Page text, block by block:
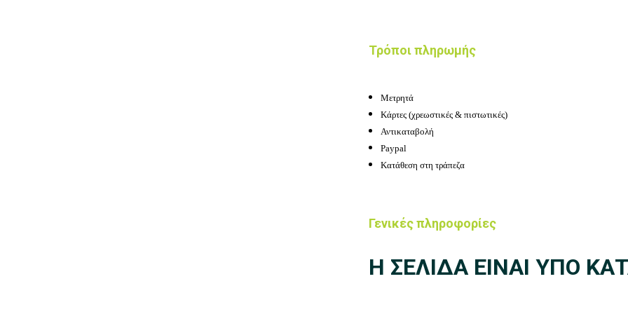
Τρόποι πληρωμής
Μετρητά
Κάρτες (χρεωστικές & πιστωτικές)
Αντικαταβολή
Paypal
Κατάθεση στη τράπεζα
Γενικές πληροφορίες
Η ΣΕΛΙΔΑ ΕΙΝΑΙ ΥΠΟ